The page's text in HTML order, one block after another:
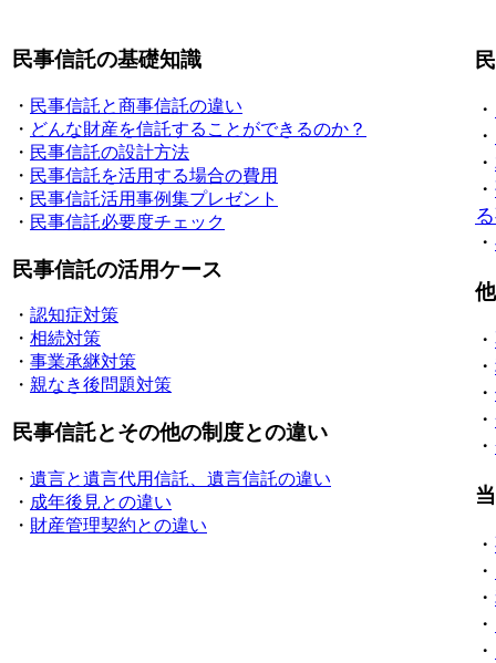
民事信託の基礎知識
・ 民事信託と商事信託の違い
・ どんな財産を信託することができるのか？
・ 民事信託の設計方法
・ 民事信託を活用する場合の費用
・ 民事信託活用事例集プレゼント
・ 民事信託必要度チェック
民事信託の活用ケース
・ 認知症対策
・ 相続対策
・ 事業承継対策
・ 親なき後問題対策
民事信託とその他の制度との違い
・ 遺言と遺言代用信託、遺言信託の違い
・ 成年後見との違い
・ 財産管理契約との違い
・
・
・
・
・
・
・
・
・
・
・
・
・
・
・